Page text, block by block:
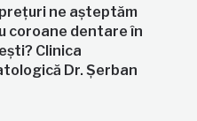
ne așteptăm
coroane dentare în
Clinica
Dr. Șerban